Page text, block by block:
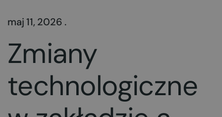
maj 11, 2026 .
Zmiany
technologiczne